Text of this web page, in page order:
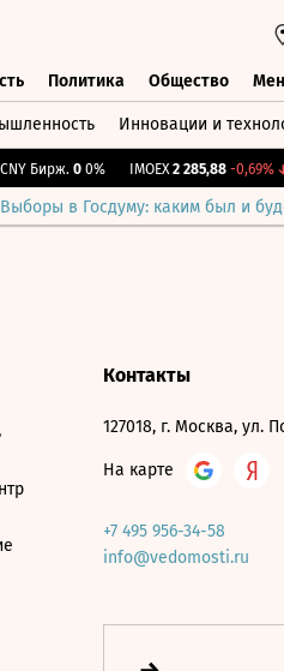
Политика Общество
Инновации и
CNY Бирж. 0 0% IMOEX 2 285,88 -0,69%↓
Выборы в Госдуму: каким был и
Контакты
127018, г. Москва, ул.
На карте
+7 495 956-34-58
info@vedomosti.ru